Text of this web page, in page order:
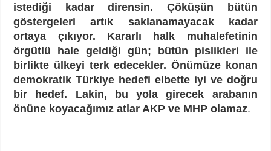
istediği kadar dirensin. Çöküşün bütün
göstergeleri artık saklanamayacak kadar
ortaya çıkıyor. Kararlı halk muhalefetinin
örgütlü hale geldiği gün; bütün pislikleri ile
birlikte ülkeyi terk edecekler. Önümüze konan
demokratik Türkiye hedefi elbette iyi ve doğru
bir hedef. Lakin, bu yola girecek arabanın
önüne koyacağımız atlar AKP ve MHP olamaz.